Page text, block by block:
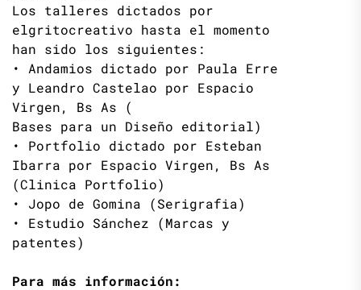
Los talleres dictados por
elgritocreativo hasta el momento
han sido los siguientes:
• Andamios dictado por Paula Erre
y Leandro Castelao por Espacio
Virgen, Bs As (
Bases para un Diseño editorial)
• Portfolio dictado por Esteban
Ibarra por Espacio Virgen, Bs As
(Clinica Portfolio)
• Jopo de Gomina (Serigrafia)
• Estudio Sánchez (Marcas y
patentes)
Para más información: